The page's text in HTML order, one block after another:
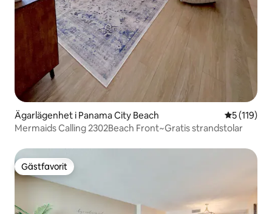
Ägarlägenhet i Panama City Beach 5 av 5 i
5 (119)
Mermaids Calling 2302Beach Front~Gratis strandstolar
Gästfavorit
Gästfavorit